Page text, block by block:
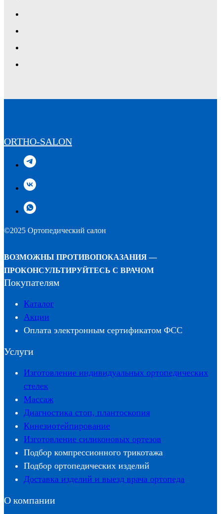
ORTHO-SALON
©2025 Ортопедический салон
ВОЗМОЖНЫ ПРОТИВОПОКАЗАНИЯ —
ПРОКОНСУЛЬТИРУЙТЕСЬ С ВРАЧОМ
Покупателям
Каталог
Акции
Оплата электронным сертификатом ФСС
Услуги
Изготовление индивидуальных ортопедических
стелек
Массаж
Диагностика стоп, плантоскопия
Кинезиотейпирование
Изготовление силиконовых ортезов
Подбор компрессионного трикотажа
Подбор ортопедических изделий
Доставка изделий и выезд врача ортопеда
О компании